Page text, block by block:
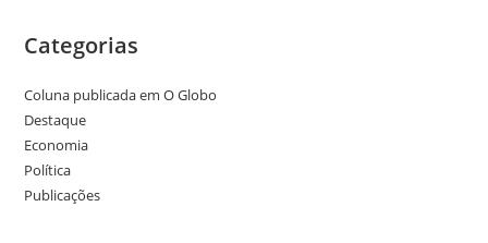
Categorias
Coluna publicada em O Globo
Destaque
Economia
Política
Publicações